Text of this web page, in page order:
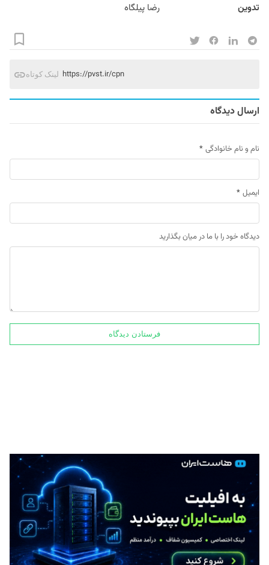
تدوین رضا پیلگاه
لینک کوتاه https://pvst.ir/cpn
ارسال دیدگاه
نام و نام خانوادگی *
ایمیل *
دیدگاه خود را با ما در میان بگذارید